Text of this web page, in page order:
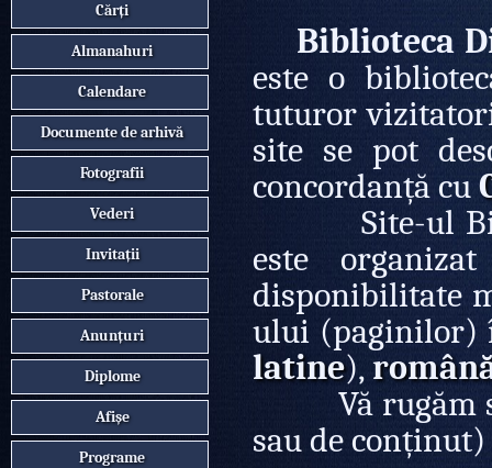
Cărți
Almanahuri
Calendare
Documente de arhivă
Fotografii
Vederi
Invitații
Pastorale
Anunțuri
Diplome
Afișe
Programe
Biblioteca
este o
tuturor
site se pot
concordanță cu
Site-ul
este
disponibilitate
ului (paginilor)
latine),
Vă rugăm sa
sau de